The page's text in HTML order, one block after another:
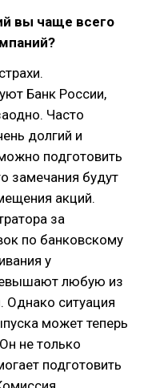
вы чаще всего
Банк России,
Часто
долгий и
подготовить
замечания будут
акций.
за
по банковскому
у
любую из
Однако ситуация
может теперь
не только
подготовить